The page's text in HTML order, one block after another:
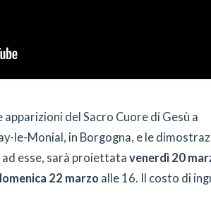
del Sacro Cuore di Gesù a
le-Monial, in Borgogna, e le
esse, sarà proiettatavenerdì 20
22 marzo alle 16. Il costo di